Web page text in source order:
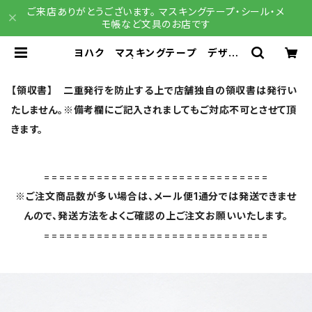
ご来店ありがとうございます。 マスキングテープ・シール・メ
モ帳など文具のお店です
ヨハク マスキングテープ デザイ
【領収書】 二重発行を防止する上で店舗独自の領収書は発行い
たしません。※備考欄にご記入されましてもご対応不可とさせて頂
きます。
==============================
※ご注文商品数が多い場合は、メール便1通分では発送できませ
んので、発送方法をよくご確認の上ご注文お願いいたします。
==============================